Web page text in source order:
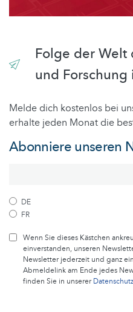
Folge der Welt
und
Melde dich kostenlos bei
erhalte jeden Monat die
Abonniere unseren
DE
FR
Wenn Sie dieses Kästchen
einverstanden, unseren
Newsletter jederzeit und ganz
Abmeldelink am Ende jedes
finden Sie in unserer